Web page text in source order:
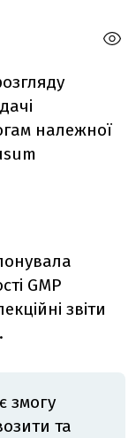
належної
GMP
звіти
змогу
та